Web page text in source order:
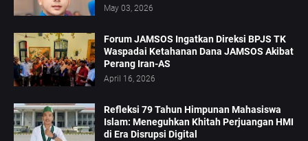
May 03, 2026
Forum JAMSOS Ingatkan Direksi BPJS TK
Waspadai Ketahanan Dana JAMSOS Akibat
Perang Iran-AS
April 16, 2026
Refleksi 79 Tahun Himpunan Mahasiswa
Islam: Meneguhkan Khitah Perjuangan HMI
di Era Disrupsi Digital